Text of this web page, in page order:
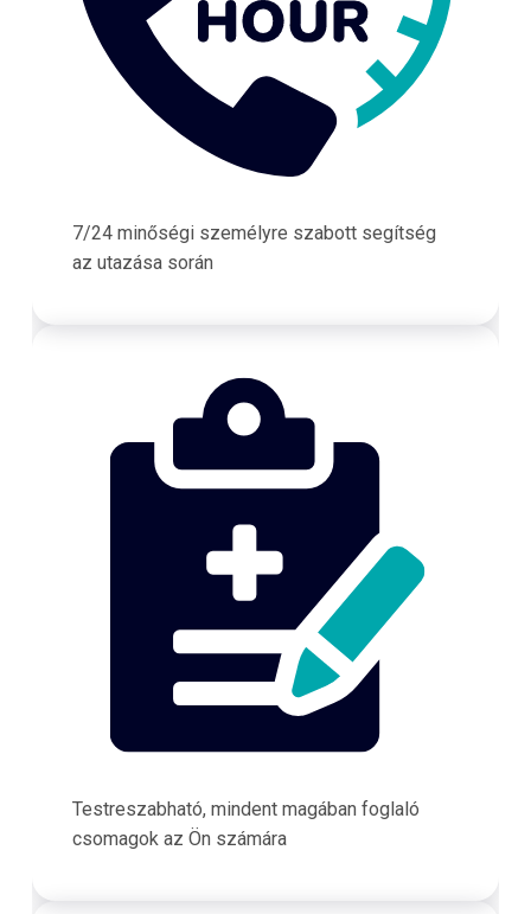
7/24 minőségi személyre szabott segítség
az utazása során
Testreszabható, mindent magában foglaló
csomagok az Ön számára